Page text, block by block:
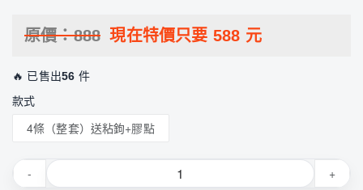
原價：888 現在特價只要 588 元
🔥 已售出56 件
款式
4條（整套）送粘鉤+膠點
- +